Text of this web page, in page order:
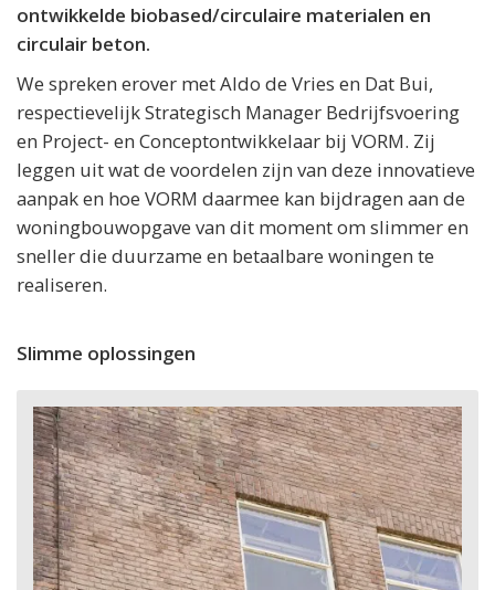
ontwikkelde biobased/circulaire materialen en
circulair beton.
We spreken erover met Aldo de Vries en Dat Bui,
respectievelijk Strategisch Manager Bedrijfsvoering
en Project- en Conceptontwikkelaar bij VORM. Zij
leggen uit wat de voordelen zijn van deze innovatieve
aanpak en hoe VORM daarmee kan bijdragen aan de
woningbouwopgave van dit moment om slimmer en
sneller die duurzame en betaalbare woningen te
realiseren.
Slimme oplossingen